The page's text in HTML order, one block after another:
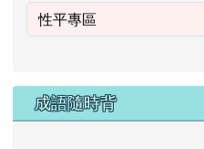
成語隨時背